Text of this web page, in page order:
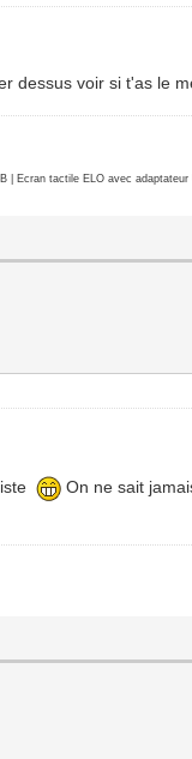
dessus voir si t'as le
| Ecran tactile ELO avec
On ne sait